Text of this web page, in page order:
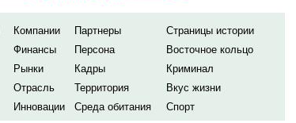
Компании Партнеры
Страницы истории
Финансы Персона
Восточное кольцо
Рынки Кадры
Криминал
Отрасль Территория
Вкус жизни
Инновации Среда обитания Спорт